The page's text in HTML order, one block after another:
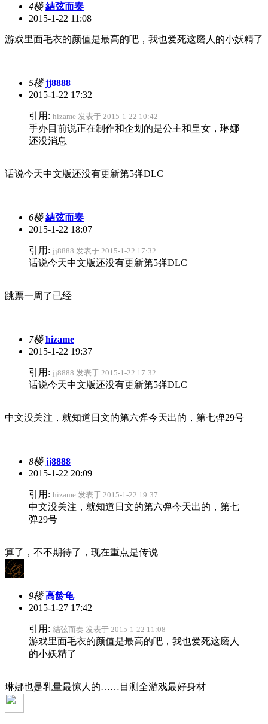
4楼 結弦而奏
2015-1-22 11:08
游戏里面毛衣的颜值是最高的吧，我也爱死这磨人的小妖精了
5楼 jj8888
2015-1-22 17:32
引用: hizame 发表于 2015-1-22 10:42
手办目前说正在制作和企划的是公主和皇女，琳娜
还没消息
话说今天中文版还没有更新第5弹DLC
6楼 結弦而奏
2015-1-22 18:07
引用: jj8888 发表于 2015-1-22 17:32
话说今天中文版还没有更新第5弹DLC
跳票一周了已经
7楼 hizame
2015-1-22 19:37
引用: jj8888 发表于 2015-1-22 17:32
话说今天中文版还没有更新第5弹DLC
中文没关注，就知道日文的第六弹今天出的，第七弹29号
8楼 jj8888
2015-1-22 20:09
引用: hizame 发表于 2015-1-22 19:37
中文没关注，就知道日文的第六弹今天出的，第七
弹29号
算了，不不期待了，现在重点是传说
9楼 高龄龟
2015-1-27 17:42
引用: 結弦而奏 发表于 2015-1-22 11:08
游戏里面毛衣的颜值是最高的吧，我也爱死这磨人
的小妖精了
琳娜也是乳量最惊人的……目测全游戏最好身材